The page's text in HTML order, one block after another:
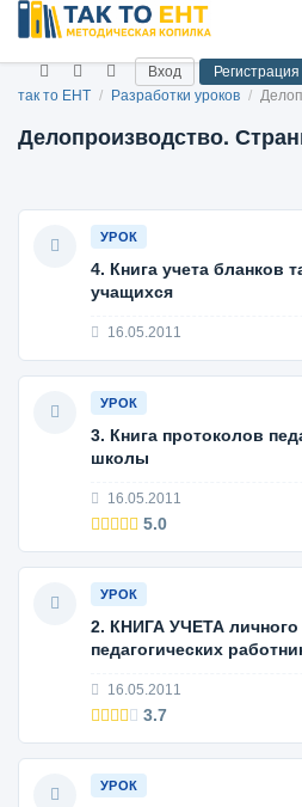
Вход
Регистрация
так то ЕНТ / Разработки уроков /
Делопроизводство.
УРОК
4. Книга учета бланков
учащихся
16.05.2011
УРОК
3. Книга протоколов
школы
16.05.2011
5.0
УРОК
2. КНИГА УЧЕТА личного
педагогических
16.05.2011
3.7
УРОК